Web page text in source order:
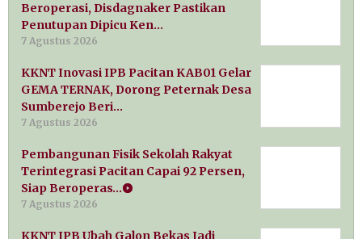
Beroperasi, Disdagnaker Pastikan
Penutupan Dipicu Ken…
7 Agustus 2026
KKNT Inovasi IPB Pacitan KAB01 Gelar
GEMA TERNAK, Dorong Peternak Desa
Sumberejo Beri…
7 Agustus 2026
Pembangunan Fisik Sekolah Rakyat
Terintegrasi Pacitan Capai 92 Persen,
Siap Beroperas…
7 Agustus 2026
KKNT IPB Ubah Galon Bekas Jadi